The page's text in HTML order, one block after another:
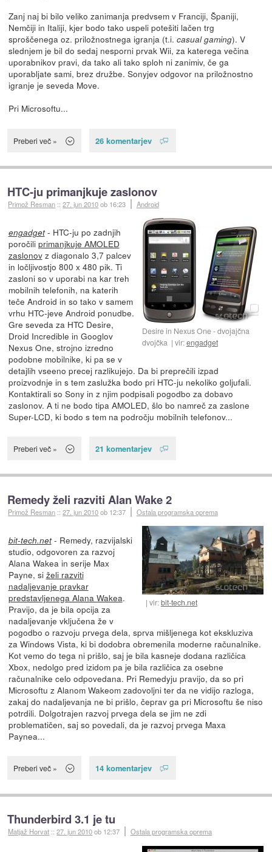
Zanj naj bi bilo veliko zanimanja predvsem v Franciji, Španiji,
Nemčiji in Italiji, kjer bodo tako uspeli potešiti lačen trg
sproščenega oz. priložnostnega igranja (t.i. casual gaming). V
slednjem je bil do sedaj nesporni prvak Wii, za katerega večina
uporabnikov pravi, da tako ali tako sploh ni zanimiv, če ga
uporabljate sami, brez družbe. Sonyjev odgovor na priložnostno
igranje je seveda Move.
Pri Microsoftu...
Preberi več » 26 komentarjev
HTC-ju primanjkuje zaslonov
Primož Resman ::27. jun 2010ob 16:23 Android
Desire in Nexus One - dvojajčna
dvojčka
vir:engadget
engadget- HTC-ju po zadnjih
poročili primanjkuje AMOLED
zaslonovz diagonalo 3,7 palcev
in ločljivostjo 800 x 480 pik. Ti
zasloni so v uporabi na kar treh
mobilnih telefonih, na katerih
teče Android in so tako v samem
vrhu HTC-jeve Android ponudbe.
Gre seveda za HTC Desire,
Droid Incredible in Googlov
Nexus One, strojno izredno
podobne mobilnike, ki pa se v
detajlih vseeno precej razlikujejo. Da bi preprečili izpad
proizvodnje in s tem zaslužka bodo pri HTC-ju nekoliko goljufali.
Kontaktirali so Sony in z njim podpisali pogodbo za dobavo
zaslonov. A ti ne bodo tipa AMOLED, šlo bo namreč za zaslone
Super-LCD, ki bodo s tem na področju mobilnih telefonov...
Preberi več » 21 komentarjev
Remedy želi razviti Alan Wake 2
Primož Resman ::27. jun 2010ob 12:37 Ostala programska oprema
vir:bit-tech.net
bit-tech.net- Remedy, razvijalski
studio, odgovoren za razvoj
Alana Wakea in serije Max
Payne, si želi razviti
nadaljevanje pravkar
predstavljenega Alana Wakea.
Pravijo, da je bila opcija za
nadaljevanje vključena že v
pogodbo o razvoju prvega dela, sprva mišljenega kot ekskluziva
za Windows Vista, ki bi dodobra obremenila moderne računalnike.
Kot vemo do tega ni prišlo, saj je bila kasneje dodana različica
Xbox, nedolgo pred izidom pa je bila različica za osebne
računalnike celo odpovedana. Pri Remedyju pravijo, da so pri
Microsoftu z Alanom Wakeom zadovoljni ter da ne vidijo razloga,
zakaj do nadaljevanja ne bi prišlo, čeprav ga pri Microsoftu še niso
potrdili. Dolgotrajen razvoj prvega dela se jim ne zdi
problematičen, saj so povedali, da je razvoj prvega Maxa
Paynea...
Preberi več » 14 komentarjev
Thunderbird 3.1 je tu
Matjaž Horvat ::27. jun 2010ob 12:37 Ostala programska oprema